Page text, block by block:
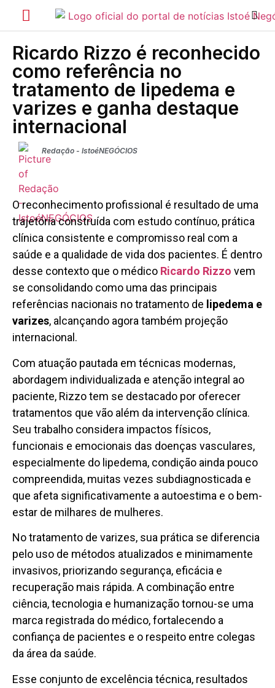
Ricardo Rizzo é reconhecido
como referência no
tratamento de lipedema e
varizes e ganha destaque
internacional
Redação - IstoéNEGÓCIOS
O reconhecimento profissional é resultado de uma
trajetória construída com estudo contínuo, prática
clínica consistente e compromisso real com a
saúde e a qualidade de vida dos pacientes. É dentro
desse contexto que o médico Ricardo Rizzo vem
se consolidando como uma das principais
referências nacionais no tratamento de lipedema e
varizes, alcançando agora também projeção
internacional.
Com atuação pautada em técnicas modernas,
abordagem individualizada e atenção integral ao
paciente, Rizzo tem se destacado por oferecer
tratamentos que vão além da intervenção clínica.
Seu trabalho considera impactos físicos,
funcionais e emocionais das doenças vasculares,
especialmente do lipedema, condição ainda pouco
compreendida, muitas vezes subdiagnosticada e
que afeta significativamente a autoestima e o bem-
estar de milhares de mulheres.
No tratamento de varizes, sua prática se diferencia
pelo uso de métodos atualizados e minimamente
invasivos, priorizando segurança, eficácia e
recuperação mais rápida. A combinação entre
ciência, tecnologia e humanização tornou-se uma
marca registrada do médico, fortalecendo a
confiança de pacientes e o respeito entre colegas
da área da saúde.
Esse conjunto de excelência técnica, resultados